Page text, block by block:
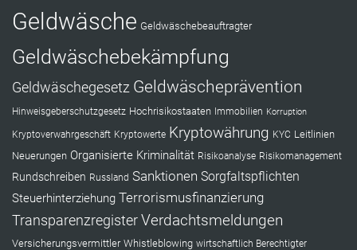
Geldwäsche Geldwäschebeauftragter
Geldwäschebekämpfung
Geldwäschegesetz Geldwäscheprävention
Hinweisgeberschutzgesetz Hochrisikostaaten Immobilien Korruption
Kryptoverwahrgeschäft Kryptowerte Kryptowährung KYC Leitlinien
Neuerungen Organisierte Kriminalität Risikoanalyse Risikomanagement
Rundschreiben Russland Sanktionen Sorgfaltspflichten
Steuerhinterziehung Terrorismusfinanzierung
TransparenzregisterVerdachtsmeldungen
Versicherungsvermittler Whistleblowing wirtschaftlich Berechtigter